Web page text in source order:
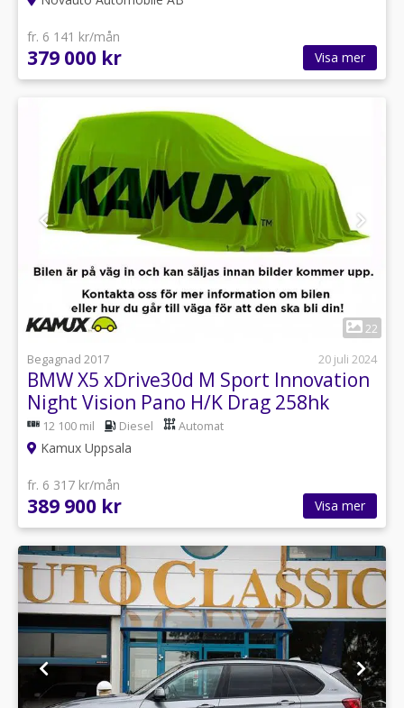
fr. 6 141 kr/mån
379 000 kr Visa mer
22
Begagnad 2017
20 juli 2024
BMW X5 xDrive30d M Sport Innovation
Night Vision Pano H/K Drag 258hk
12 100 mil Diesel Automat
Kamux Uppsala
fr. 6 317 kr/mån
389 900 kr Visa mer